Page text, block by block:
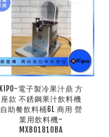
KIPO-電子製冷果汁鼎 方
座款 不銹鋼果汁飲料機
自助餐飲料桶6L 商用 營
業用飲料機-
MXB01810BA